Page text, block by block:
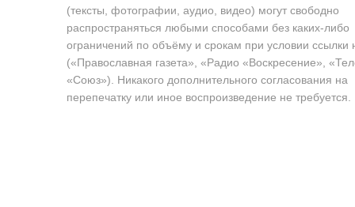
(тексты, фотографии, аудио, видео) могут свободно
распространяться любыми способами без каких-либо
ограничений по объёму и срокам при условии ссылки
(«Православная газета», «Радио «Воскресение»,
«Союз»). Никакого дополнительного согласования на
перепечатку или иное воспроизведение не требуется.